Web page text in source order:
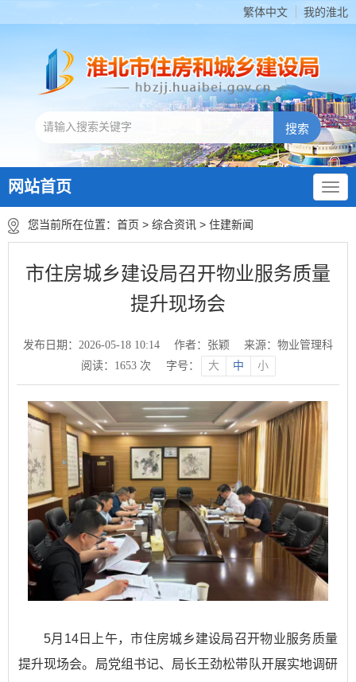
繁体中文 我的淮北
网站首页
您当前所在位置： 首页 > 综合资讯 > 住建新闻
市住房城乡建设局召开物业服务质量
提升现场会
发布日期：2026-05-18 10:14 作者：张颖
来源：物业管理科
阅读： 1653次 字号： 大 中 小
5月14日上午，市住房城乡建设局召开物业服务质量
提升现场会。局党组书记、局长王劲松带队开展实地调研